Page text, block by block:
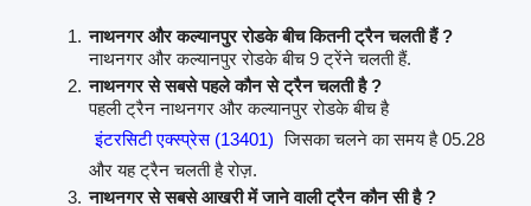
नाथनगर और कल्यानपुर रोडके बीच कितनी ट्रैन चलती हैं ?
नाथनगर और कल्यानपुर रोडके बीच 9 ट्रेंने चलती हैं.
नाथनगर से सबसे पहले कौन से ट्रैन चलती है ?
पहली ट्रैन नाथनगर और कल्यानपुर रोडके बीच है
इंटरसिटी एक्स्प्रेस (13401) जिसका चलने का समय है 05.28
और यह ट्रैन चलती है रोज़.
नाथनगर से सबसे आखरी में जाने वाली ट्रैन कौन सी है ?